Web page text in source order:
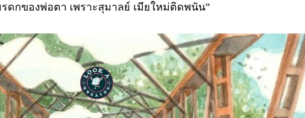
รดกของพ่อตา เพราะสุมาลย์ เมียใหม่ติดพนัน”